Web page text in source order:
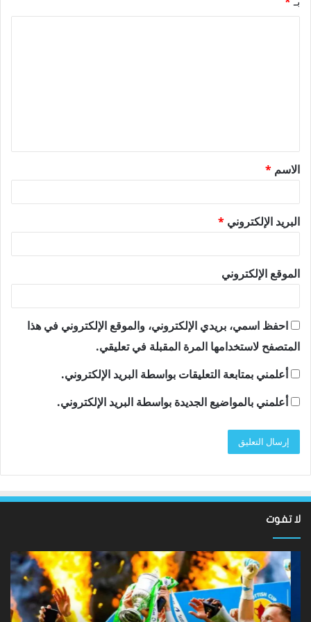
ق
*
الاسم *
البريد الإلكتروني *
الموقع الإلكتروني
احفظ اسمي، بريدي الإلكتروني، والموقع الإلكتروني في هذا
المتصفح لاستخدامها المرة المقبلة في تعليقي.
أعلمني بمتابعة التعليقات بواسطة البريد الإلكتروني.
أعلمني بالمواضيع الجديدة بواسطة البريد الإلكتروني.
لا تفوت
لقد
عادت
الدوري
الاسكتلندي
الممتاز